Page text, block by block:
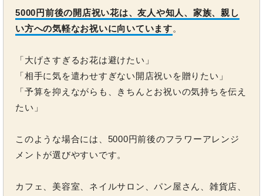
5000円前後の開店祝い花は、友人や知人、家族、親し
い方への気軽なお祝いに向いています。
「大げさすぎるお花は避けたい」
「相手に気を遣わせすぎない開店祝いを贈りたい」
「予算を抑えながらも、きちんとお祝いの気持ちを伝え
たい」
このような場合には、5000円前後のフラワーアレンジ
メントが選びやすいです。
カフェ、美容室、ネイルサロン、パン屋さん、雑貨店、